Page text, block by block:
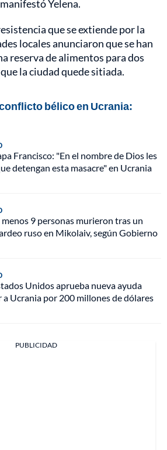
Yelena.
que se extiende por la
locales anunciaron que se han
reserva de alimentos para dos
la ciudad quede sitiada.
bélico en Ucrania:
Francisco: "En el nombre de Dios les
detengan esta masacre" en Ucrania
menos 9 personas murieron tras un
ruso en Mikolaiv, según Gobierno
Unidos aprueba nueva ayuda
a Ucrania por 200 millones de dólares
PUBLICIDAD